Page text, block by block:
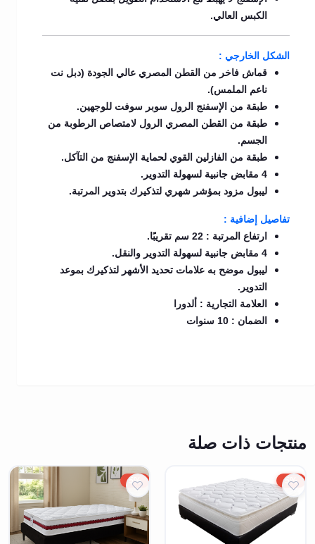
الكبس العالي.
الشكل الخارجي :
قماش فاخر من القطن المصري عالي الجودة (دبل نت
ناعم الملمس).
طبقة من الإسفنج الرول سوبر سوفت للوجهين.
طبقة من القطن المصري الرول لامتصاص الرطوبة من
الجسم.
طبقة من الفازلين القوي لحماية الإسفنج من التآكل.
4 مقابض جانبية لسهولة التدوير.
ليبول مزود بمؤشر شهري لتذكيرك بتدوير المرتبة.
تفاصيل إضافية :
ارتفاع المرتبة : 22 سم تقريبًا.
4 مقابض جانبية لسهولة التدوير والنقل.
ليبول موضح به علامات تحديد الأشهر لتذكيرك بموعد
التدوير.
العلامة التجارية : ألدورا
الضمان : 10 سنوات
منتجات ذات صلة
5%
5%